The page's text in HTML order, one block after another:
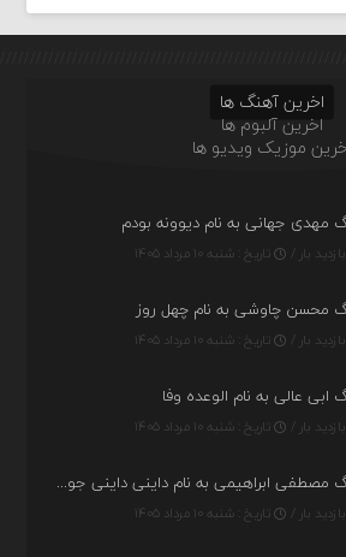
اخرین آهنگ ها
اخرین آلبوم ها
موزیک ویدیو ها
مهدی جهانی به نام دیوونه بودم
تاریخ : شنبه ۱۰ مرداد ۱۴۰۵
محسن چاوشی به نام چهل روز
تاریخ : شنبه ۱۰ مرداد ۱۴۰۵
ابی عالی به نام الوعده وفا
تاریخ : شنبه ۱۰ مرداد ۱۴۰۵
دانلود آهنگ مصطفی ابراهیمی به نام داینی داینی جونم قربون پنج تیر پرونم
تاریخ : شنبه ۱۰ مرداد ۱۴۰۵